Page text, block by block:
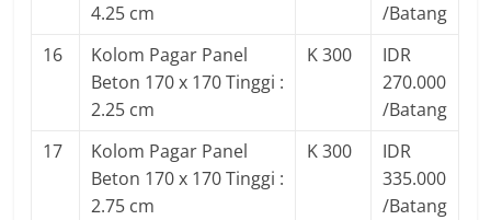
4.25 cm
/Batang
16
Kolom Pagar Panel
Beton 170 x 170 Tinggi :
2.25 cm
K 300
IDR
270.000
/Batang
17
Kolom Pagar Panel
Beton 170 x 170 Tinggi :
2.75 cm
K 300
IDR
335.000
/Batang